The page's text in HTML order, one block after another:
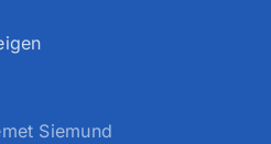
Siemund